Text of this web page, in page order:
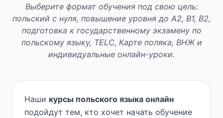
Выберите формат обучения под свою цель:
польский с нуля, повышение уровня до A2, B1, B2,
подготовка к государственному экзамену по
польскому языку, TELC, Карте поляка, ВНЖ и
индивидуальные онлайн-уроки.
Наши курсы польского языка онлайн
подойдут тем, кто хочет начать обучение